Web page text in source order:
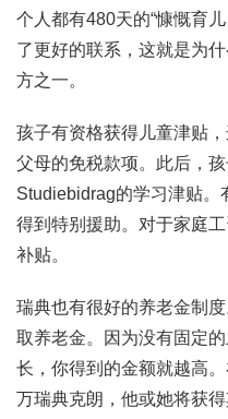
个人都有480天的“慷慨育
了更好的联系，这就是为
方之一。
孩子有资格获得儿童津贴
父母的免税款项。此后，
Studiebidrag的学习津贴。
得到特别援助。对于家庭
补贴。
瑞典也有很好的养老金制
取养老金。因为没有固定
长，你得到的金额就越高
万瑞典克朗，他或她将获